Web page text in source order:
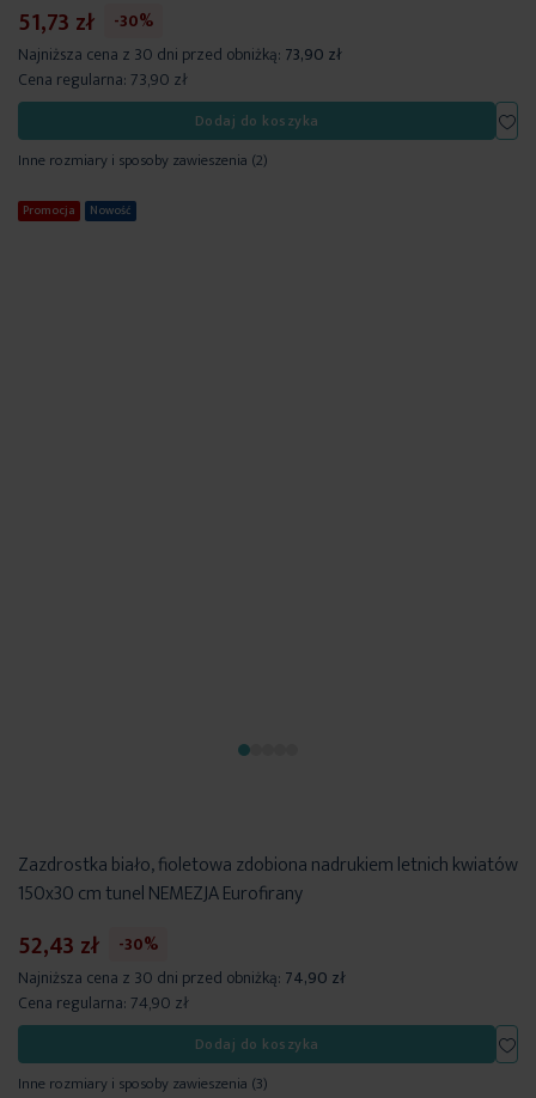
51,73 zł
-30%
Najniższa cena z 30 dni przed obniżką: 73,90 zł
Cena regularna: 73,90 zł
Dodaj do koszyka
Inne rozmiary i sposoby zawieszenia (2)
Promocja Nowość
Zazdrostka biało, fioletowa zdobiona nadrukiem letnich kwiatów
150x30 cm tunel NEMEZJA Eurofirany
52,43 zł
-30%
Najniższa cena z 30 dni przed obniżką: 74,90 zł
Cena regularna: 74,90 zł
Dodaj do koszyka
Inne rozmiary i sposoby zawieszenia (3)